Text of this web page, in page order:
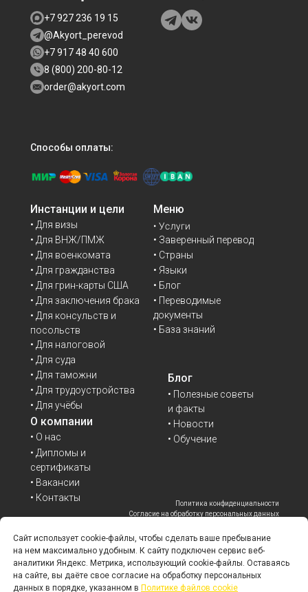
Блог
• Полезные советы
и факты
• Новости
• Обучение
Инстанции и цели
• Для визы
• Для ВНЖ/ПМЖ
• Для военкомата
• Для гражданства
• Для грин-карты США
• Для заключения брака
• Для консульств и
посольств
• Для налоговой
• Для суда
• Для таможни
• Для трудоустройства
• Для учёбы
Меню
• Услуги
• Заверенный перевод
• Страны
• Языки
• Блог
• Переводимые
документы
• База знаний
О компании
• О нас
• Дипломы и
сертификаты
• Вакансии
• Контакты
Политика конфиденциальности
Согласие на обработку персональных данных
информационных материалов
Политика файлов cookie
*Корпорация Meta (владелец WhatsApp,
Facebook, Instagram) признана экстремистской
организацией в РФ, её деятельность запрещена.
+7 927 236 19 15
@Akyort_perevod
+7 917 48 40 600
8 (800) 200-80-12
order@akyort.com
Способы оплаты:
Сайт использует cookie-файлы, чтобы сделать ваше пребывание
на нем максимально удобным. К cайту подключен сервис веб-
аналитики Яндекс. Метрика, использующий cookie-файлы. Оставаясь
на сайте, вы даёте свое согласие на обработку персональных
данных в порядке, указанном в Политике файлов cookie